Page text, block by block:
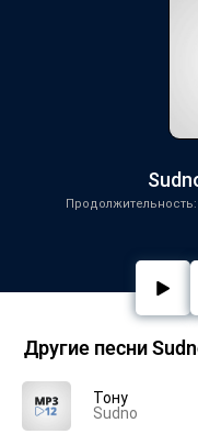
Продолжительность:
Другие песни
Тону
Sudno